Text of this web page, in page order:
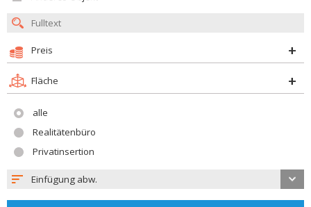
Preis
Fläche
alle
Realitätenbüro
Privatinsertion
Einfügung abw.